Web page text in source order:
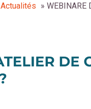
Actualités » WEBINARE